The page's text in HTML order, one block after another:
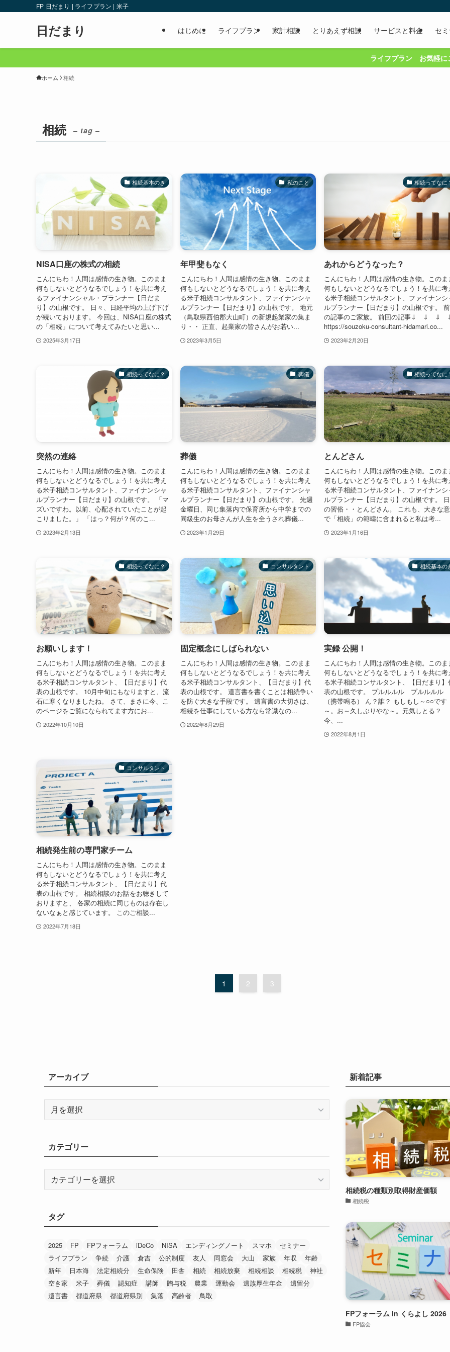
FP 日だまり | ライフプラン | 米子
日だまり はじめに ライフプラン 家計相談 とりあえず相談 サービスと料金 セ
ライフプラン お気軽にご相談ください
ホーム 相続
相続 – tag –
相続基本のき
NISA口座の株式の相続
こんにちわ！人間は感情の生き物。このまま
何もしないとどうなるでしょう！を共に考え
るファイナンシャル・プランナー【日だま
り】の山根です。 日々、日経平均の上げ下げ
が続いております。 今回は、NISA口座の株式
の「相続」について考えてみたいと思い...
2025年3月17日
私のこと
年甲斐もなく
こんにちわ！人間は感情の生き物。このまま
何もしないとどうなるでしょう！を共に考え
る米子相続コンサルタント、ファイナンシャ
ルプランナー【日だまり】の山根です。 地元
（鳥取県西伯郡大山町）の新規起業家の集ま
り・・ 正直、起業家の皆さんがお若い...
2023年3月5日
相続ってなに
あれからどうなった？
こんにちわ！人間は感情の生き物。このま
何もしないとどうなるでしょう！を共に考
る米子相続コンサルタント、ファイナンシ
ルプランナー【日だまり】の山根です。
の記事のご家族。 前回の記事⇓ ⇓ ⇓
https://souzoku-consultant-hidamari.co...
2023年2月20日
相続ってなに？
突然の連絡
こんにちわ！人間は感情の生き物。このまま
何もしないとどうなるでしょう！を共に考え
る米子相続コンサルタント、ファイナンシャ
ルプランナー【日だまり】の山根です。 「マ
ズいですわ。以前、心配されていたことが起
こりました。」 「はっ？何が？何のこ...
2023年2月13日
葬儀
葬儀
こんにちわ！人間は感情の生き物。このまま
何もしないとどうなるでしょう！を共に考え
る米子相続コンサルタント、ファイナンシャ
ルプランナー【日だまり】の山根です。 先週
金曜日、同じ集落内で保育所から中学までの
同級生のお母さんが人生を全うされ葬儀...
2023年1月29日
相続ってなに
とんどさん
こんにちわ！人間は感情の生き物。このま
何もしないとどうなるでしょう！を共に考
る米子相続コンサルタント、ファイナンシ
ルプランナー【日だまり】の山根です。
の習俗・・とんどさん。 これも、大きな
で「相続」の範疇に含まれると私は考...
2023年1月16日
相続ってなに？
お願いします！
こんにちわ！人間は感情の生き物。このまま
何もしないとどうなるでしょう！を共に考え
る米子相続コンサルタント、【日だまり】代
表の山根です。 10月中旬にもなりますと、流
石に寒くなりましたね。 さて、まさに今、こ
のページをご覧になられてます方にお...
2022年10月10日
コンサルタント
固定概念にしばられない
こんにちわ！人間は感情の生き物。このまま
何もしないとどうなるでしょう！を共に考え
る米子相続コンサルタント、【日だまり】代
表の山根です。 遺言書を書くことは相続争い
を防ぐ大きな手段です。 遺言書の大切さは、
相続を仕事にしている方なら常識なの...
2022年8月29日
相続基本の
実録 公開！
こんにちわ！人間は感情の生き物。このま
何もしないとどうなるでしょう！を共に考
る米子相続コンサルタント、【日だまり】
表の山根です。 プルルルル プルルルル
（携帯鳴る） ん？誰？ もしもし～○○です
～。お～久しぶりやな～。元気しとる？
今、...
2022年8月1日
コンサルタント
相続発生前の専門家チーム
こんにちわ！人間は感情の生き物。このまま
何もしないとどうなるでしょう！を共に考え
る米子相続コンサルタント、【日だまり】代
表の山根です。 相続相談のお話をお聴きして
おりますと、 各家の相続に同じものは存在し
ないなぁと感じています。 このご相談...
2022年7月18日
1 2 3
アーカイブ
ー
イ
ブ
カテゴリー
テ
リ
ー
タグ
2025 FP FPフォーラム iDeCo NISA エンディングノート スマホ
セミナー
ライフプラン
争続 介護 倉吉 公的制度 友人 同窓会 大山 家族 年収
年齢
新年
日本海 法定相続分 生命保険 田舎 相続 相続放棄 相続相談 相続税
神社
空き家
米子 葬儀 認知症 講師 贈与税 農業 運動会 遺族厚生年金
遺留分
遺言書
都道府県 都道府県別 集落 高齢者 鳥取
新着記事
相続税の種類別取得財産価額
相続税
FPフォーラム in くらよし 2026
FP協会